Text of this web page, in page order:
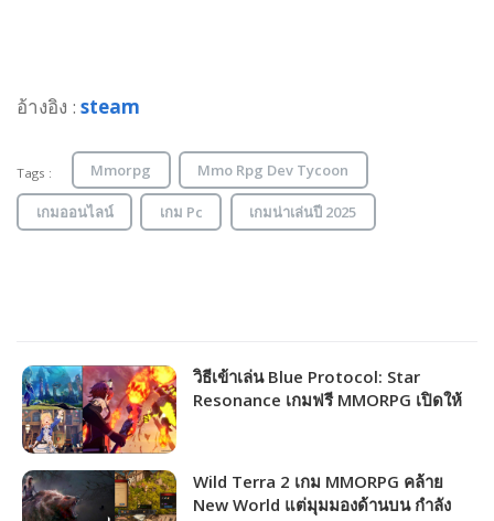
อ้างอิง : steam
Tags : Mmorpg Mmo Rpg Dev Tycoon
เกมออนไลน์ เกม Pc เกมน่าเล่นปี 2025
วิธีเข้าเล่น Blue Protocol: Star
Resonance เกมฟรี MMORPG เปิดให้
Wild Terra 2 เกม MMORPG คล้าย
New World แต่มุมมองด้านบน กำลัง